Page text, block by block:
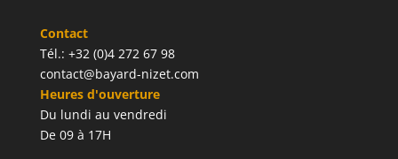
Contact
Tél.: +32 (0)4 272 67 98
contact@bayard-nizet.com
Heures d'ouverture
Du lundi au vendredi
De 09 à 17H